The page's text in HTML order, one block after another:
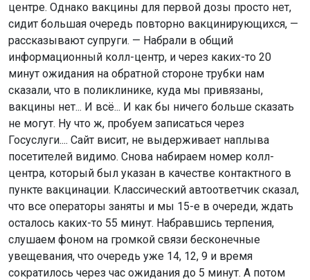
центре. Однако вакцины для первой дозы просто нет,
сидит большая очередь повторно вакцинирующихся, —
рассказывают супруги. — Набрали в общий
информационный колл-центр, и через каких-то 20
минут ожидания на обратной стороне трубки нам
сказали, что в поликлинике, куда мы привязаны,
вакцины нет... И всё... И как бы ничего больше сказать
не могут. Ну что ж, пробуем записаться через
Госуслуги.... Сайт висит, не выдерживает наплыва
посетителей видимо. Снова набираем номер колл-
центра, который был указан в качестве контактного в
пункте вакцинации. Классический автоответчик сказал,
что все операторы заняты и мы 15-е в очереди, ждать
осталось каких-то 55 минут. Набравшись терпения,
слушаем фоном на громкой связи бесконечные
увещевания, что очередь уже 14, 12, 9 и время
сократилось через час ожидания до 5 минут. А потом